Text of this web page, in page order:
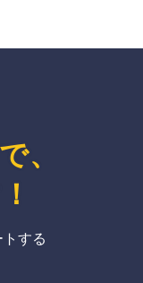
、
！
する